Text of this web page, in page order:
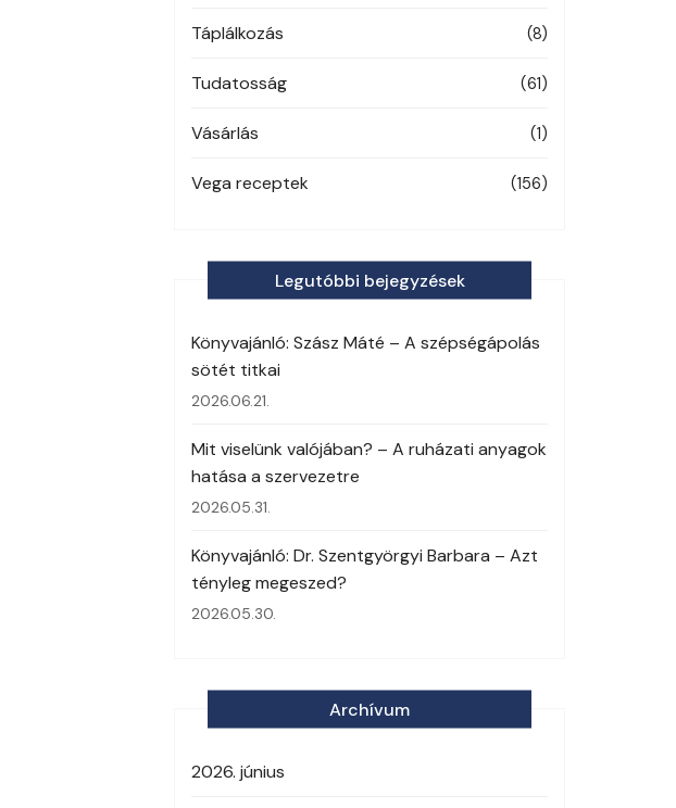
Táplálkozás (8)
Tudatosság (61)
Vásárlás (1)
Vega receptek (156)
Legutóbbi bejegyzések
Könyvajánló: Szász Máté – A szépségápolás
sötét titkai
2026.06.21.
Mit viselünk valójában? – A ruházati anyagok
hatása a szervezetre
2026.05.31.
Könyvajánló: Dr. Szentgyörgyi Barbara – Azt
tényleg megeszed?
2026.05.30.
Archívum
2026. június